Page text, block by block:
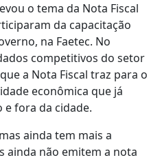
o tema da Nota Fiscal
da capacitação
na Faetec. No
competitivos do setor
a Nota Fiscal traz para o
econômica que já
fora da cidade.
ainda tem mais a
ainda não emitem a nota